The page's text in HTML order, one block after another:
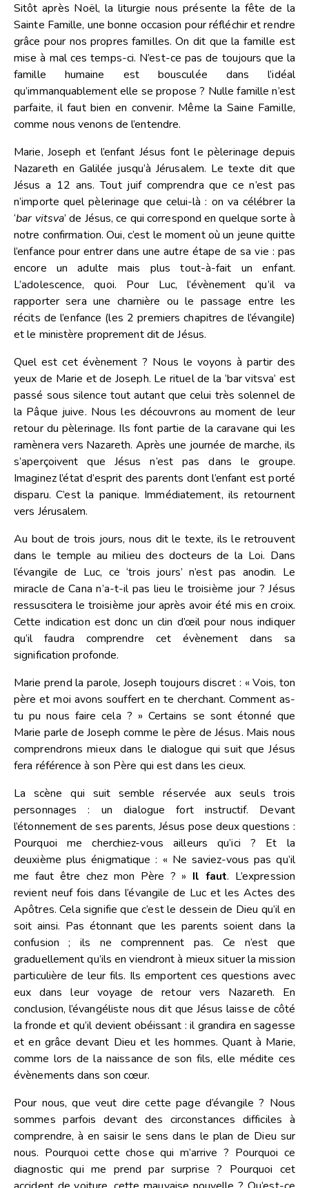
Sitôt après Noël, la liturgie nous présente la fête de la
Sainte Famille, une bonne occasion pour réfléchir et rendre
grâce pour nos propres familles. On dit que la famille est
mise à mal ces temps-ci. N’est-ce pas de toujours que la
famille humaine est bousculée dans l’idéal
qu’immanquablement elle se propose ? Nulle famille n’est
parfaite, il faut bien en convenir. Même la Saine Famille,
comme nous venons de l’entendre.
Marie, Joseph et l’enfant Jésus font le pèlerinage depuis
Nazareth en Galilée jusqu’à Jérusalem. Le texte dit que
Jésus a 12 ans. Tout juif comprendra que ce n’est pas
n’importe quel pèlerinage que celui-là : on va célébrer la
‘bar vitsva’ de Jésus, ce qui correspond en quelque sorte à
notre confirmation. Oui, c’est le moment où un jeune quitte
l’enfance pour entrer dans une autre étape de sa vie : pas
encore un adulte mais plus tout-à-fait un enfant.
L’adolescence, quoi. Pour Luc, l’évènement qu’il va
rapporter sera une charnière ou le passage entre les
récits de l’enfance (les 2 premiers chapitres de l’évangile)
et le ministère proprement dit de Jésus.
Quel est cet évènement ? Nous le voyons à partir des
yeux de Marie et de Joseph. Le rituel de la ‘bar vitsva’ est
passé sous silence tout autant que celui très solennel de
la Pâque juive. Nous les découvrons au moment de leur
retour du pèlerinage. Ils font partie de la caravane qui les
ramènera vers Nazareth. Après une journée de marche, ils
s’aperçoivent que Jésus n’est pas dans le groupe.
Imaginez l’état d’esprit des parents dont l’enfant est porté
disparu. C’est la panique. Immédiatement, ils retournent
vers Jérusalem.
Au bout de trois jours, nous dit le texte, ils le retrouvent
dans le temple au milieu des docteurs de la Loi. Dans
l’évangile de Luc, ce ‘trois jours’ n’est pas anodin. Le
miracle de Cana n’a-t-il pas lieu le troisième jour ? Jésus
ressuscitera le troisième jour après avoir été mis en croix.
Cette indication est donc un clin d’œil pour nous indiquer
qu’il faudra comprendre cet évènement dans sa
signification profonde.
Marie prend la parole, Joseph toujours discret : « Vois, ton
père et moi avons souffert en te cherchant. Comment as-
tu pu nous faire cela ? » Certains se sont étonné que
Marie parle de Joseph comme le père de Jésus. Mais nous
comprendrons mieux dans le dialogue qui suit que Jésus
fera référence à son Père qui est dans les cieux.
La scène qui suit semble réservée aux seuls trois
personnages : un dialogue fort instructif. Devant
l’étonnement de ses parents, Jésus pose deux questions :
Pourquoi me cherchiez-vous ailleurs qu’ici ? Et la
deuxième plus énigmatique : « Ne saviez-vous pas qu’il
me faut être chez mon Père ? » Il faut. L’expression
revient neuf fois dans l’évangile de Luc et les Actes des
Apôtres. Cela signifie que c’est le dessein de Dieu qu’il en
soit ainsi. Pas étonnant que les parents soient dans la
confusion ; ils ne comprennent pas. Ce n’est que
graduellement qu’ils en viendront à mieux situer la mission
particulière de leur fils. Ils emportent ces questions avec
eux dans leur voyage de retour vers Nazareth. En
conclusion, l’évangéliste nous dit que Jésus laisse de côté
la fronde et qu’il devient obéissant : il grandira en sagesse
et en grâce devant Dieu et les hommes. Quant à Marie,
comme lors de la naissance de son fils, elle médite ces
évènements dans son cœur.
Pour nous, que veut dire cette page d’évangile ? Nous
sommes parfois devant des circonstances difficiles à
comprendre, à en saisir le sens dans le plan de Dieu sur
nous. Pourquoi cette chose qui m’arrive ? Pourquoi ce
diagnostic qui me prend par surprise ? Pourquoi cet